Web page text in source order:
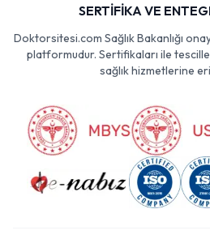
SERTİFİKA VE
Doktorsitesi.com Sağlık Bakanlığı
platformudur. Sertifikaları ile
sağlık hizmetlerine